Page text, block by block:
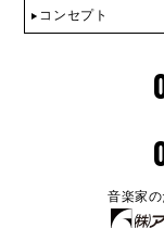
コンセプト
音楽家の